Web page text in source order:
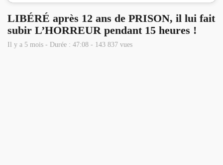
LIBÉRÉ après 12 ans de PRISON, il lui fait
subir L’HORREUR pendant 15 heures !
Il y a 5 mois - Durée : 47:08 - 143 837 vues